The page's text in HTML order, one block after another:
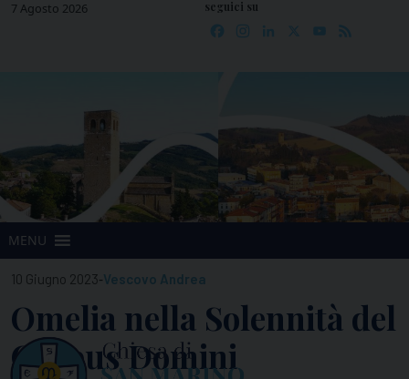
Skip7 Agosto 2026 seguici su
Facebook
Instagram
LinkedIn YouTube
MENU
10 Giugno 2023-Vescovo Andrea
Omelia nella Solennità del
Corpus Domini